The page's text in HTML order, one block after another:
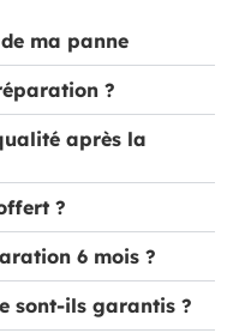
ma panne
?
après la
?
6 mois ?
sont-ils garantis ?